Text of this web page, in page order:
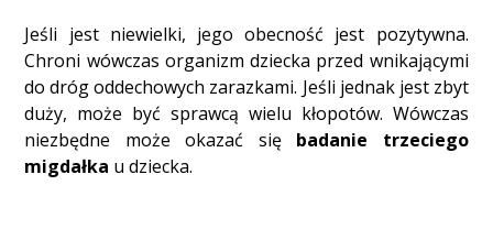
Jeśli jest niewielki, jego obecność jest pozytywna.
Chroni wówczas organizm dziecka przed wnikającymi
do dróg oddechowych zarazkami. Jeśli jednak jest zbyt
duży, może być sprawcą wielu kłopotów. Wówczas
niezbędne może okazać się badanie trzeciego
migdałka u dziecka.